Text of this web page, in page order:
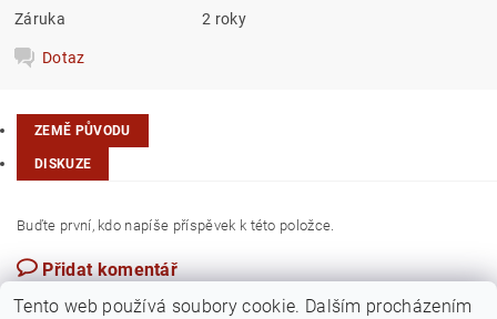
Záruka 2 roky
Dotaz
ZEMĚ PŮVODU
DISKUZE
Buďte první, kdo napíše příspěvek k této položce.
Přidat komentář
Tento web používá soubory cookie. Dalším procházením